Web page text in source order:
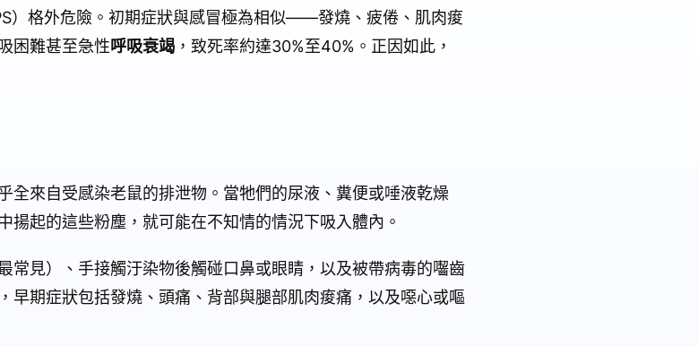
）格外危險。初期症狀與感冒極為相似——發燒、疲倦、肌肉痠
困難甚至急性呼吸衰竭，致死率約達30%至40%。正因如此，
全來自受感染老鼠的排泄物。當牠們的尿液、糞便或唾液乾燥
起的這些粉塵，就可能在不知情的情況下吸入體內。
常見）、手接觸汙染物後觸碰口鼻或眼睛，以及被帶病毒的囓齒
早期症狀包括發燒、頭痛、背部與腿部肌肉痠痛，以及噁心或嘔